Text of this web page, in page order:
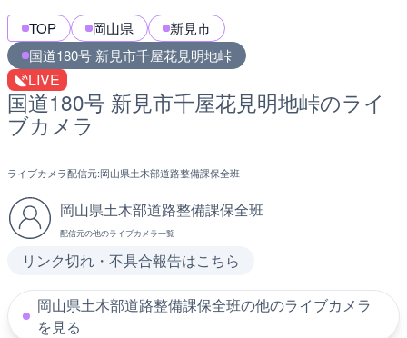
TOP 岡山県
新見市
国道180号 新見市千屋花見明地峠
LIVE
国道180号 新見市千屋花見明地峠のライ
ブカメラ
ライブカメラ配信元:岡山県土木部道路整備課保全班
岡山県土木部道路整備課保全班
配信元の他のライブカメラ一覧
リンク切れ・不具合報告はこちら
岡山県土木部道路整備課保全班の他のライブカメラ
を見る